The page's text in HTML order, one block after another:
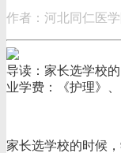
作者：河北同仁医
导读：家长选学校
业学费：《护理》、
家长选学校的时候